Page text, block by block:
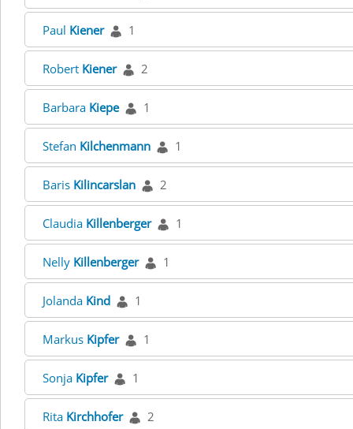
Paul Kiener 1
Robert Kiener 2
Barbara Kiepe 1
Stefan Kilchenmann 1
Baris Kilincarslan 2
Claudia Killenberger 1
Nelly Killenberger 1
Jolanda Kind 1
Markus Kipfer 1
Sonja Kipfer 1
Rita Kirchhofer 2